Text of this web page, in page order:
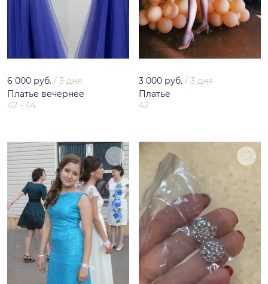
6 000 руб. / 3 дня
Платье вечернее
42 - 44
3 000 руб. / 3 дня
Платье
42